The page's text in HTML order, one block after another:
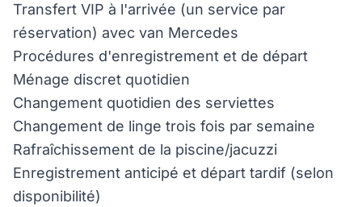
Transfert VIP à l'arrivée (un service par
réservation) avec van Mercedes
Procédures d'enregistrement et de départ
Ménage discret quotidien
Changement quotidien des serviettes
Changement de linge trois fois par semaine
Rafraîchissement de la piscine/jacuzzi
Enregistrement anticipé et départ tardif (selon
disponibilité)